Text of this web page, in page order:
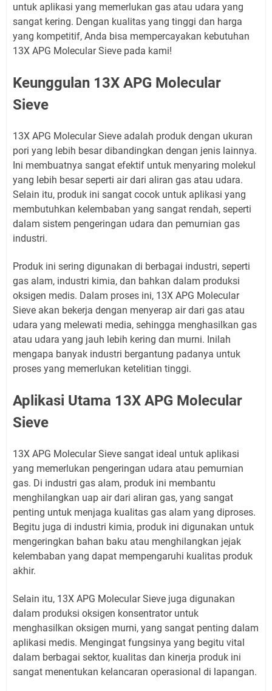
untuk aplikasi yang memerlukan gas atau udara yang
sangat kering. Dengan kualitas yang tinggi dan harga
yang kompetitif, Anda bisa mempercayakan kebutuhan
13X APG Molecular Sieve pada kami!
Keunggulan 13X APG Molecular
Sieve
13X APG Molecular Sieve adalah produk dengan ukuran
pori yang lebih besar dibandingkan dengan jenis lainnya.
Ini membuatnya sangat efektif untuk menyaring molekul
yang lebih besar seperti air dari aliran gas atau udara.
Selain itu, produk ini sangat cocok untuk aplikasi yang
membutuhkan kelembaban yang sangat rendah, seperti
dalam sistem pengeringan udara dan pemurnian gas
industri.
Produk ini sering digunakan di berbagai industri, seperti
gas alam, industri kimia, dan bahkan dalam produksi
oksigen medis. Dalam proses ini, 13X APG Molecular
Sieve akan bekerja dengan menyerap air dari gas atau
udara yang melewati media, sehingga menghasilkan gas
atau udara yang jauh lebih kering dan murni. Inilah
mengapa banyak industri bergantung padanya untuk
proses yang memerlukan ketelitian tinggi.
Aplikasi Utama 13X APG Molecular
Sieve
13X APG Molecular Sieve sangat ideal untuk aplikasi
yang memerlukan pengeringan udara atau pemurnian
gas. Di industri gas alam, produk ini membantu
menghilangkan uap air dari aliran gas, yang sangat
penting untuk menjaga kualitas gas alam yang diproses.
Begitu juga di industri kimia, produk ini digunakan untuk
mengeringkan bahan baku atau menghilangkan jejak
kelembaban yang dapat mempengaruhi kualitas produk
akhir.
Selain itu, 13X APG Molecular Sieve juga digunakan
dalam produksi oksigen konsentrator untuk
menghasilkan oksigen murni, yang sangat penting dalam
aplikasi medis. Mengingat fungsinya yang begitu vital
dalam berbagai sektor, kualitas dan kinerja produk ini
sangat menentukan kelancaran operasional di lapangan.